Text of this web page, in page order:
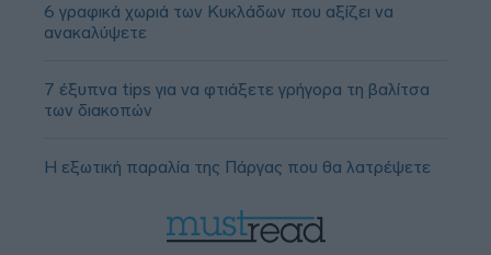
6 γραφικά χωριά των Κυκλάδων που αξίζει να
ανακαλύψετε
7 έξυπνα tips για να φτιάξετε γρήγορα τη βαλίτσα
των διακοπών
Η εξωτική παραλία της Πάργας που θα λατρέψετε